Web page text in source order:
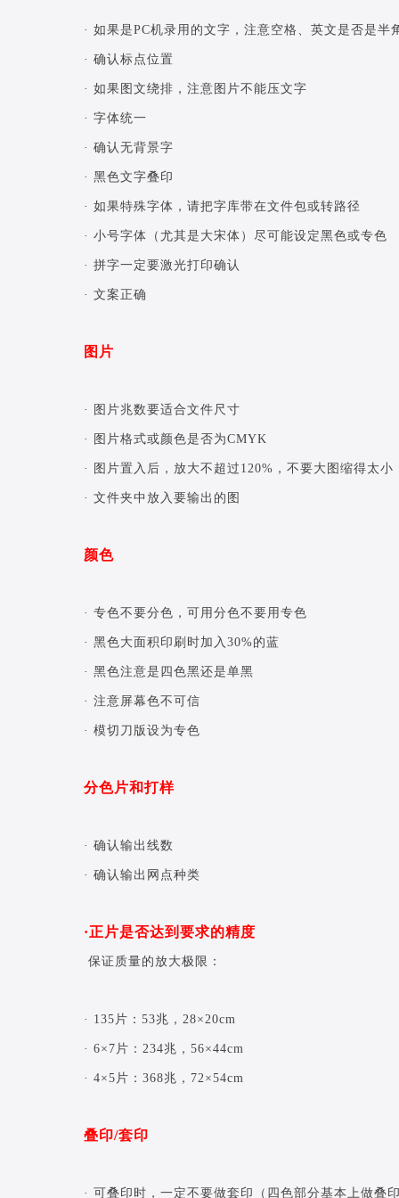
· 如果是PC机录用的文字，注意空格、英文是否是半
· 确认标点位置
· 如果图文绕排，注意图片不能压文字
· 字体统一
· 确认无背景字
· 黑色文字叠印
· 如果特殊字体，请把字库带在文件包或转路径
· 小号字体（尤其是大宋体）尽可能设定黑色或专色
· 拼字一定要激光打印确认
· 文案正确
图片
· 图片兆数要适合文件尺寸
· 图片格式或颜色是否为CMYK
· 图片置入后，放大不超过120%，不要大图缩得太
· 文件夹中放入要输出的图
颜色
· 专色不要分色，可用分色不要用专色
· 黑色大面积印刷时加入30%的蓝
· 黑色注意是四色黑还是单黑
· 注意屏幕色不可信
· 模切刀版设为专色
分色片和打样
· 确认输出线数
· 确认输出网点种类
·正片是否达到要求的精度
保证质量的放大极限：
· 135片：53兆，28×20cm
· 6×7片：234兆，56×44cm
· 4×5片：368兆，72×54cm
叠印/套印
· 可叠印时，一定不要做套印（四色部分基本上做叠